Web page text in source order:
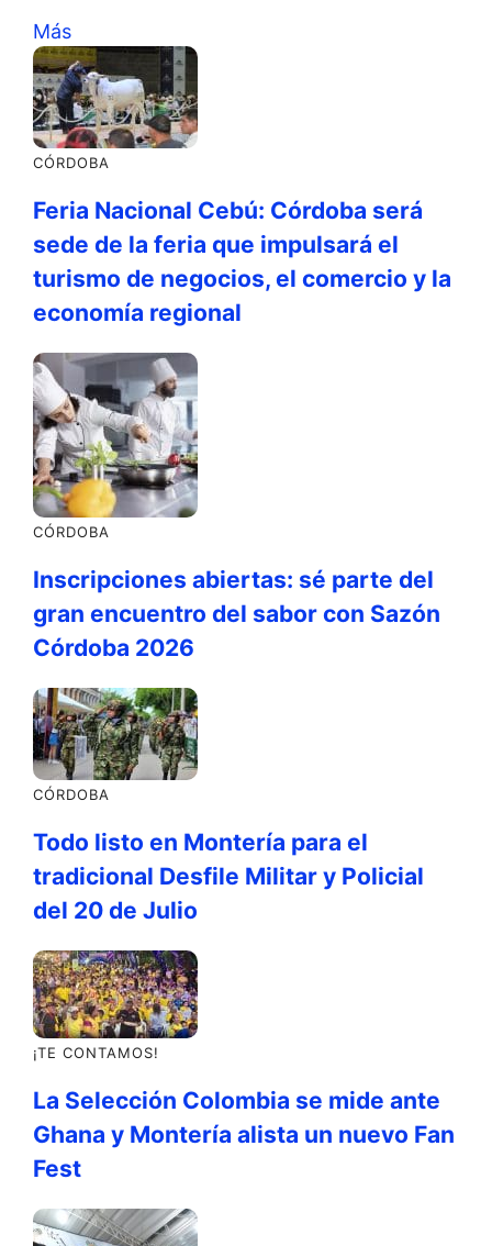
Más
CÓRDOBA
Feria Nacional Cebú: Córdoba será
sede de la feria que impulsará el
turismo de negocios, el comercio y la
economía regional
CÓRDOBA
Inscripciones abiertas: sé parte del
gran encuentro del sabor con Sazón
Córdoba 2026
CÓRDOBA
Todo listo en Montería para el
tradicional Desfile Militar y Policial
del 20 de Julio
¡TE CONTAMOS!
La Selección Colombia se mide ante
Ghana y Montería alista un nuevo Fan
Fest